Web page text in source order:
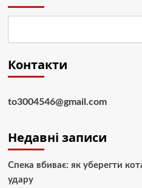
Контакти
to3004546@gmail.com
Недавні записи
Спека вбиває: як уберегти
удару